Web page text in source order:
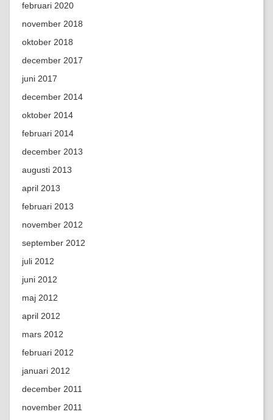
februari 2020
november 2018
oktober 2018
december 2017
juni 2017
december 2014
oktober 2014
februari 2014
december 2013
augusti 2013
april 2013
februari 2013
november 2012
september 2012
juli 2012
juni 2012
maj 2012
april 2012
mars 2012
februari 2012
januari 2012
december 2011
november 2011